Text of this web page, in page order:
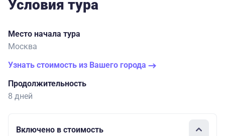
Условия тура
Место начала тура
Москва
Узнать стоимость из Вашего города
Продолжительность
8 дней
Включено в стоимость